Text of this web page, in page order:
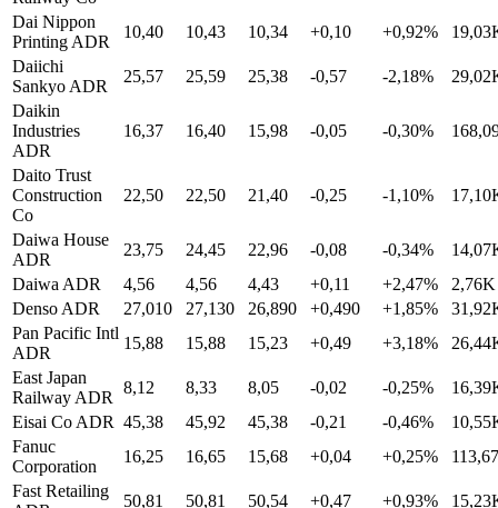
Dai Nippon
Printing ADR
10,40 10,43 10,34 +0,10 +0,92%
Daiichi
Sankyo ADR
25,57 25,59 25,38 -0,57 -2,18%
Daikin
Industries
ADR
16,37 16,40 15,98 -0,05 -0,30%
Daito Trust
Construction
Co
22,50 22,50 21,40 -0,25 -1,10%
Daiwa House
ADR
23,75 24,45 22,96 -0,08 -0,34%
Daiwa ADR
4,56 4,56 4,43 +0,11 +2,47%
2,76K
Denso ADR
27,010 27,130 26,890 +0,490 +1,85%
Pan Pacific Intl
ADR
15,88 15,88 15,23 +0,49 +3,18%
East Japan
Railway ADR
8,12 8,33 8,05 -0,02 -0,25%
Eisai Co ADR 45,38 45,92 45,38 -0,21 -0,46%
Fanuc
Corporation
16,25 16,65 15,68 +0,04 +0,25%
Fast Retailing
50,81 50,81 50,54 +0,47 +0,93%